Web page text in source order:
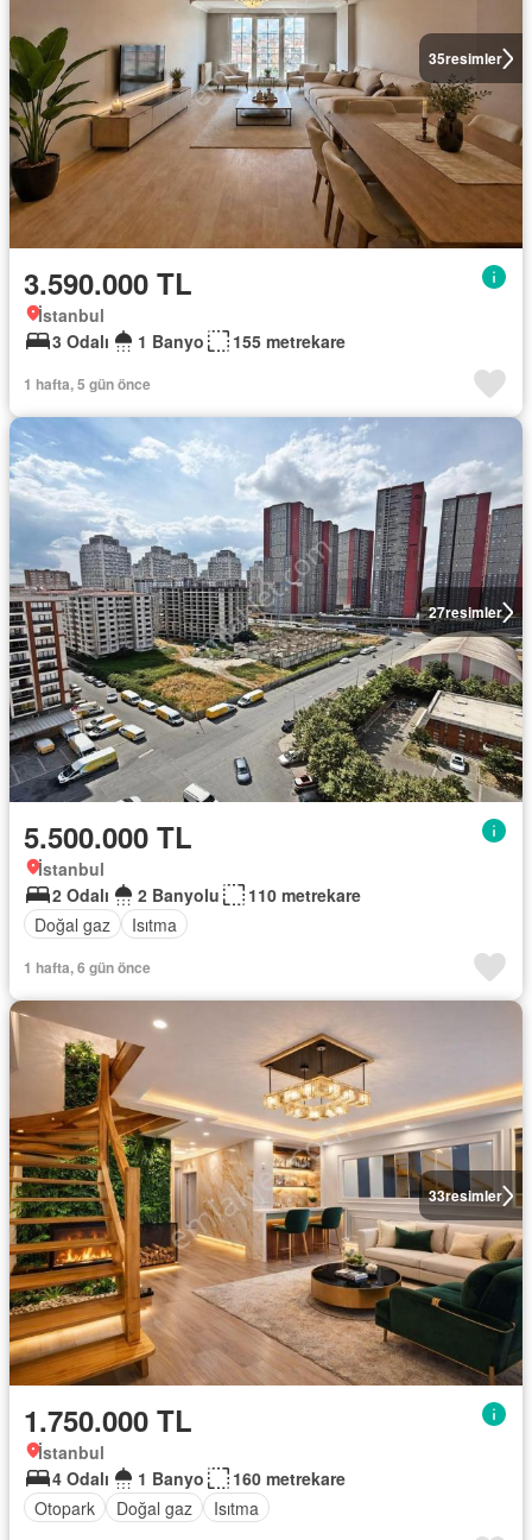
35resimler
3.590.000 TL
İstanbul
3 Odalı
1 Banyo 155 metrekare
1 hafta, 5 gün önce
27resimler
5.500.000 TL
İstanbul
2 Odalı
2 Banyolu
110 metrekare
Doğal gaz
Isıtma
1 hafta, 6 gün önce
33resimler
1.750.000 TL
İstanbul
4 Odalı
1 Banyo
160 metrekare
Otopark
Doğal gaz Isıtma